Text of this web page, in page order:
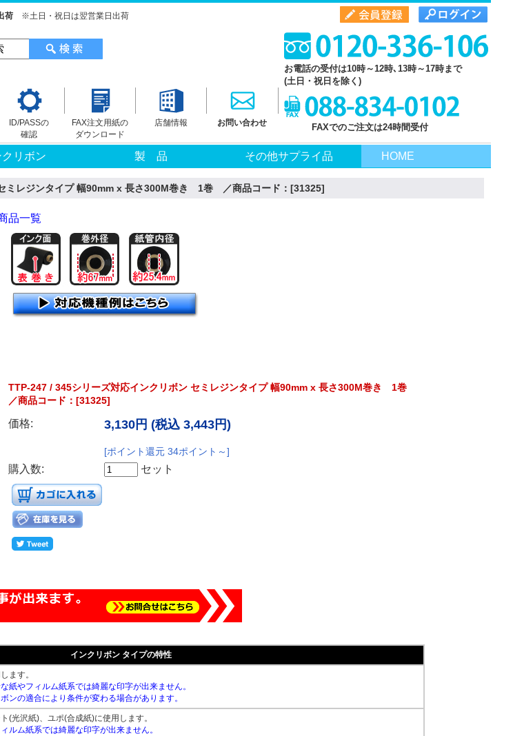
荷 ※土日・祝日は翌営業日出荷
お電話の受付は10時～12時､13時～17時まで
(土日・祝日を除く)
ID/PASSの
確認
FAX注文用紙の
ダウンロード
店舗情報 お問い合わせ FAXでのご注文は24時間受付
クリボン 製 品 その他サプライ品 HOME
ミレジンタイプ 幅90mm x 長さ300M巻き 1巻 ／商品コード：[31325]
品一覧
TTP-247 / 345シリーズ対応インクリボン セミレジンタイプ 幅90mm x 長さ300M巻き 1巻
／商品コード：[31325]
価格: 3,130円 (税込 3,443円)
[ポイント還元 34ポイント～]
購入数: セット
インクリボン タイプの特性
ます。
紙やフィルム紙系では綺麗な印字が出来ません。
ンの適合により条件が変わる場合があります。
(光沢紙)、ユポ(合成紙)に使用します。
ルム紙系では綺麗な印字が出来ません。